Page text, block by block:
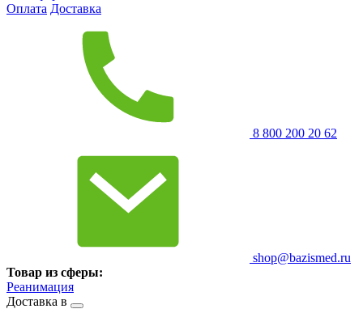
Оплата Доставка
8 800 200 20 62
shop@bazismed.ru
Товар из сферы:
Реанимация
Доставка в